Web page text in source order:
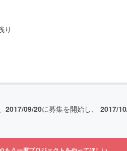
り
2017/09/20に募集を開始し、 2017/